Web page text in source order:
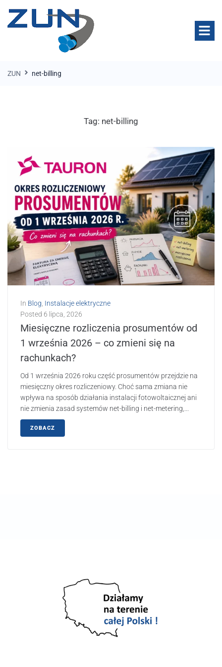
ZUN net-billing
Tag: net-billing
In Blog Instalacje elektryczne
Posted 6 lipca, 2026
Miesięczne rozliczenia prosumentów od
1 września 2026 – co zmieni się na
rachunkach?
Od 1 września 2026 roku część prosumentów przejdzie na
miesięczny okres rozliczeniowy. Choć sama zmiana nie
wpływa na sposób działania instalacji fotowoltaicznej ani
nie zmienia zasad systemów net-billing i net-metering,...
ZOBACZ